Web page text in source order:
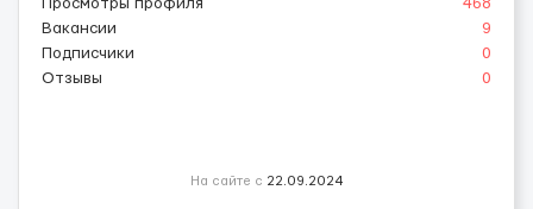
Просмотры профиля
468
Вакансии
9
Подписчики
0
Отзывы
0
На сайте с 22.09.2024